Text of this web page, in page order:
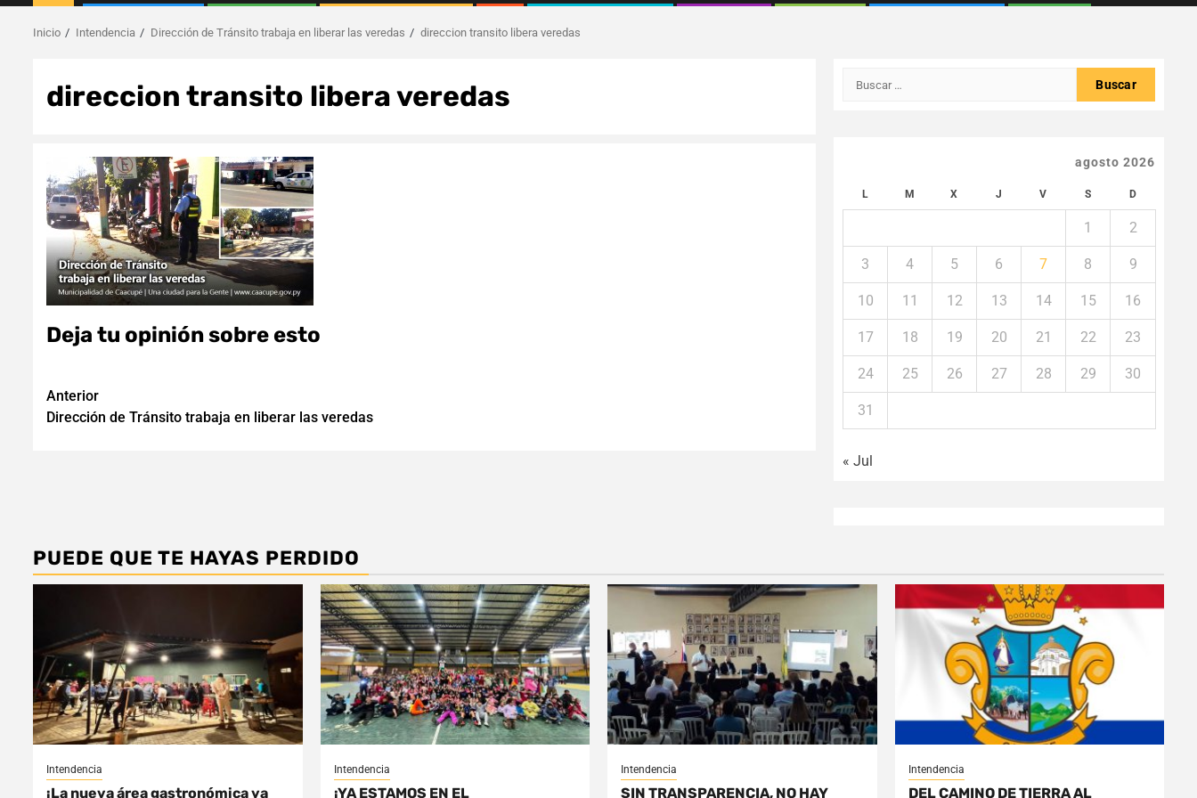
Inicio Intendencia Dirección de Tránsito trabaja en liberar las veredas direccion transito libera veredas
direccion transito libera veredas
Deja tu opinión sobre esto
Navegación
de
Anterior
Dirección de Tránsito trabaja en liberar las veredas
Buscar:
agosto 2026
L M X J V S D
1 2
3 4 5 6 7 8 9
10 11 12 13 14 15 16
17 18 19 20 21 22 23
24 25 26 27 28 29 30
31
« Jul
PUEDE QUE TE HAYAS PERDIDO
Intendencia
¡La nueva área gastronómica ya
Intendencia
¡YA ESTAMOS EN EL
Intendencia
SIN TRANSPARENCIA, NO HAY
Intendencia
DEL CAMINO DE TIERRA AL